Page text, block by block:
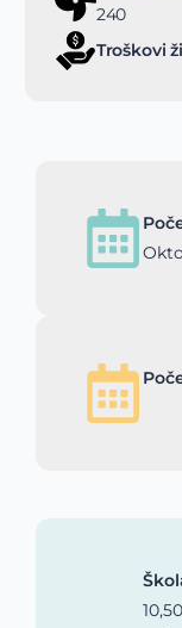
240
Troškovi